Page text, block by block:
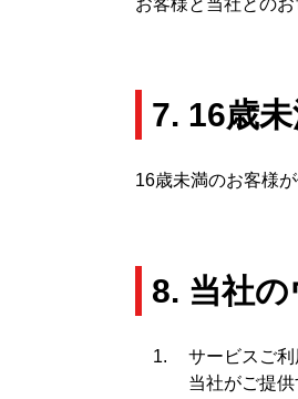
お客様と当社との
7. 16歳
16歳未満のお客様
8. 当社
サービスご
当社がご提